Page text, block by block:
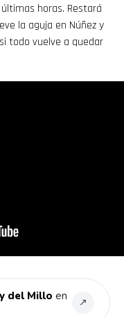
horas. Restará
la aguja en Núñez y
todo vuelve a quedar
del Millo en
↗